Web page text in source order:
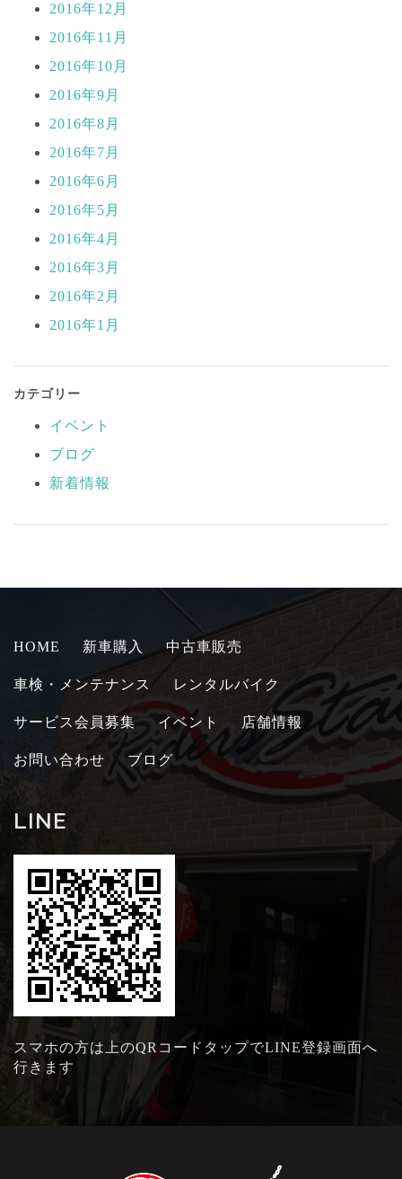
2016年12月
2016年11月
2016年10月
2016年9月
2016年8月
2016年7月
2016年6月
2016年5月
2016年4月
2016年3月
2016年2月
2016年1月
カテゴリー
イベント
ブログ
新着情報
HOME 新車購入 中古車販売
車検・メンテナンス レンタルバイク
サービス会員募集 イベント 店舗情報
お問い合わせ ブログ
LINE
スマホの方は上のQRコードタップでLINE登録画面へ
行きます